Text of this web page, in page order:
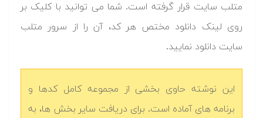
متلب سایت قرار گرفته است. شما می توانید با کلیک بر
روی لینک دانلود مختص هر کد، آن را از سرور متلب
سایت دانلود نمایید.‬
این نوشته حاوی بخشی از مجموعه کامل کدها و
برنامه های آماده است. برای دریافت سایر بخش ها، به